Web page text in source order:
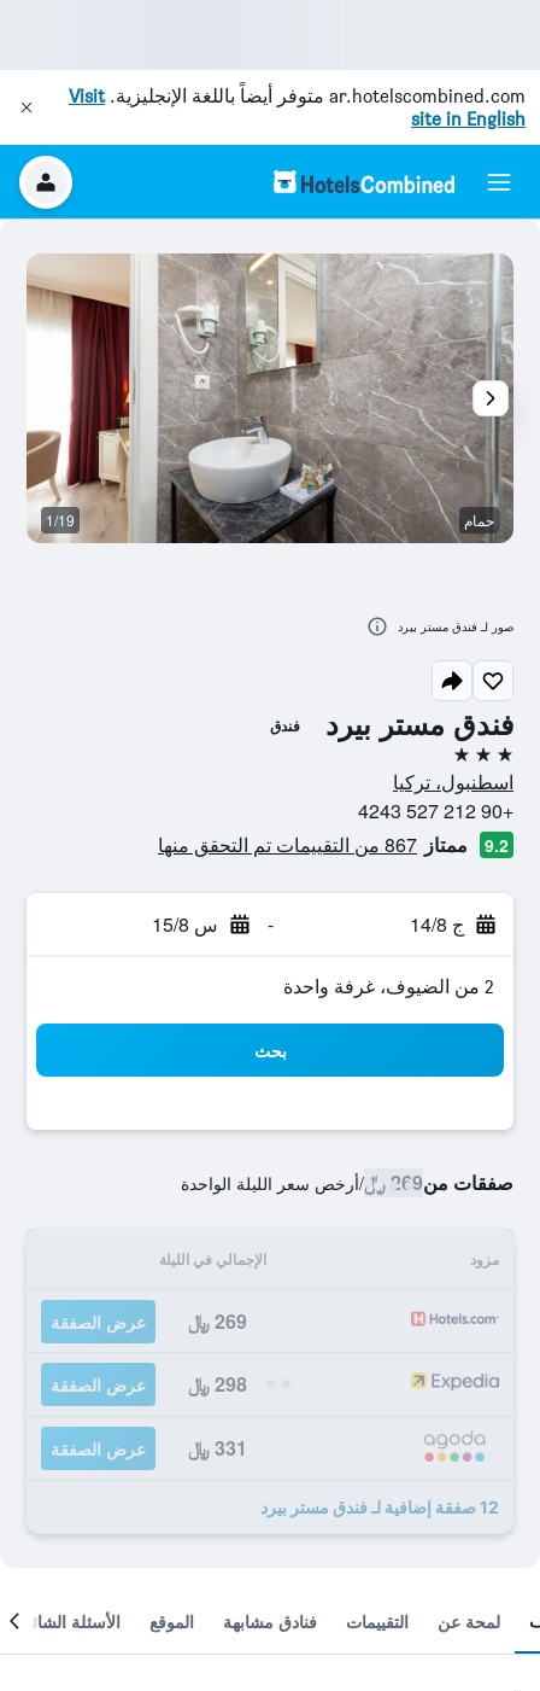
ar.hotelscombined.com متوفر أيضاً باللغة الإنجليزية.Visit
site in English
فندق مستر بيرد فندق
3 نجوم
اسطنبول، تركيا
+90 212 527 4243
9.2 ممتاز 867 من التقييمات تم التحقق منها
ج 14/8 - س 15/8
2 من الضيوف، غرفة واحدة
بحث
صفقات من269 ﷼ /أرخص سعر الليلة الواحدة
مزود الإجمالي في الليلة
269 ﷼ عرض الصفقة
298 ﷼ عرض الصفقة
331 ﷼ عرض الصفقة
12 صفقة إضافية لـ فندق مستر بيرد
حمام 1/19
صور لـ فندق مستر بيرد
لمحة عن التقييمات فنادق مشابهة الموقع الأسئلة الشائعة